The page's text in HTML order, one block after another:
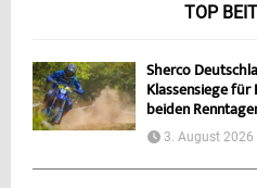
TOP
Sherco
Klassensiege für
beiden
3. August 2026